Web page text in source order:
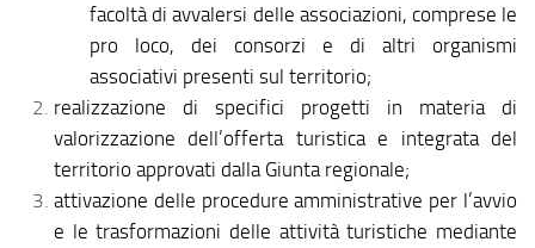
facoltà di avvalersi delle associazioni, comprese le
pro loco, dei consorzi e di altri organismi
associativi presenti sul territorio;
realizzazione di specifici progetti in materia di
valorizzazione dell’offerta turistica e integrata del
territorio approvati dalla Giunta regionale;
attivazione delle procedure amministrative per l’avvio
e le trasformazioni delle attività turistiche mediante